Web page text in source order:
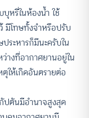
หรี่ในห้องน้ำ ใช้
มีโทษทั้งจำหรือปรับ
ระหารก็มีนะครับใน
างที่อากาศยานอยู่ใน
ให้เกิดอันตรายต่อ
ปตันมีอำนาจสูงสุด
A+
มากที่สุด